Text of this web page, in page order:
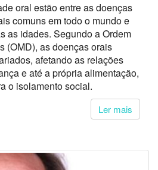
oral estão entre as doenças
comuns em todo o mundo e
as idades. Segundo a Ordem
(OMD), as doenças orais
afetando as relações
e até a própria alimentação,
o isolamento social.
Ler mais